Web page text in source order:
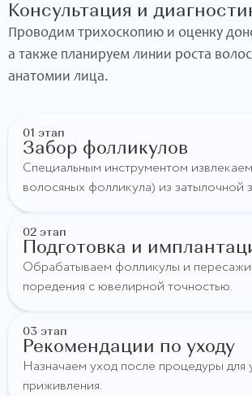
Консультация и
Проводим трихоскопию и оценку
а также планируем линии роста
анатомии лица.
01 этап
Забор фолликулов
Специальным инструментом
волосяных фолликула) из затылочной
02 этап
Подготовка и
Обрабатываем фолликулы и
поредения с ювелирной точностью.
03 этап
Рекомендации по уходу
Назначаем уход после процедуры для
приживления.